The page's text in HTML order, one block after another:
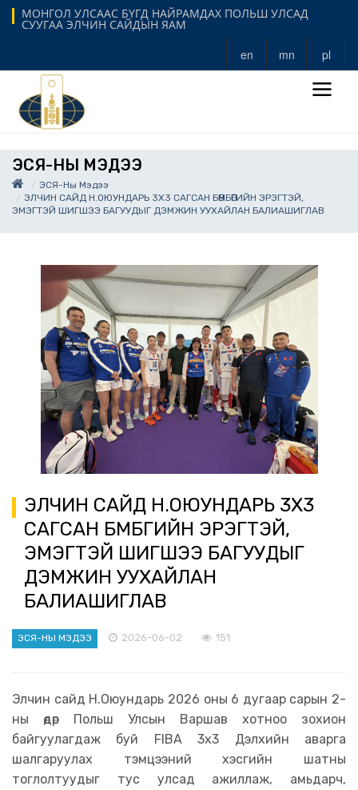
МОНГОЛ УЛСААС БҮГД НАЙРАМДАХ ПОЛЬШ УЛСАД
СУУГАА ЭЛЧИН САЙДЫН ЯАМ
en mn pl
ЭСЯ-НЫ МЭДЭЭ
ЭСЯ-Ны Мэдээ
ЭЛЧИН САЙД Н.ОЮУНДАРЬ 3Х3 САГСАН БӨМБӨГИЙН ЭРЭГТЭЙ,
ЭМЭГТЭЙ ШИГШЭЭ БАГУУДЫГ ДЭМЖИН УУХАЙЛАН БАЛИАШИГЛАВ
ЭЛЧИН САЙД Н.ОЮУНДАРЬ 3Х3
САГСАН БӨМБӨГИЙН ЭРЭГТЭЙ,
ЭМЭГТЭЙ ШИГШЭЭ БАГУУДЫГ
ДЭМЖИН УУХАЙЛАН
БАЛИАШИГЛАВ
ЭСЯ-НЫ МЭДЭЭ 2026-06-02 151
Элчин сайд Н.Оюундарь 2026 оны 6 дугаар сарын 2-
ны өдөр Польш Улсын Варшав хотноо зохион
байгуулагдаж буй FIBA 3х3 Дэлхийн аварга
шалгаруулах тэмцээний хэсгийн шатны
тоглолтуудыг тус улсад ажиллаж, амьдарч,